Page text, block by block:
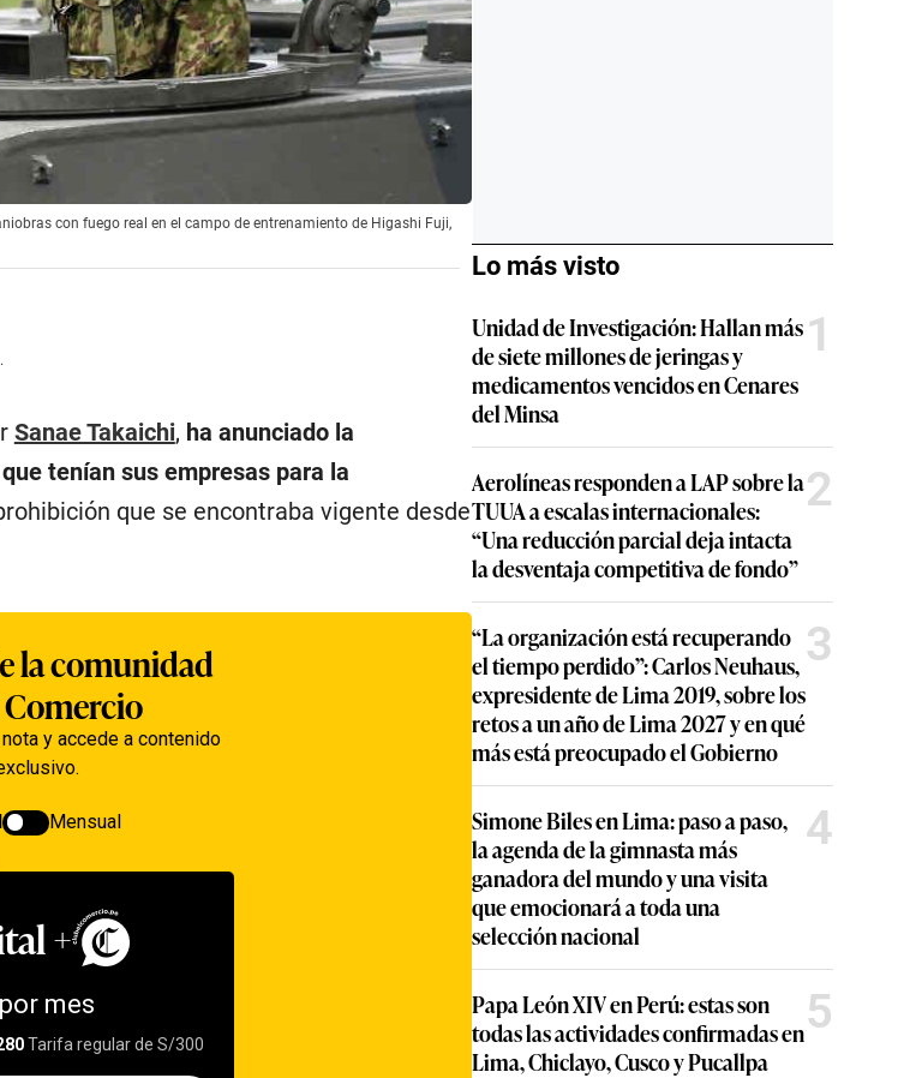
con fuego real en el campo de entrenamiento de Higashi Fuji,
Sanae Takaichi, ha anunciado la
tenían sus empresas para la
que se encontraba vigente desde
Lo más visto
Unidad de Investigación: Hallan más
de siete millones de jeringas y
medicamentos vencidos en Cenares
del Minsa
1
Aerolíneas responden a LAP sobre la
TUUA a escalas internacionales:
“Una reducción parcial deja intacta
la desventaja competitiva de fondo”
2
“La organización está recuperando
el tiempo perdido”: Carlos Neuhaus,
expresidente de Lima 2019, sobre los
retos a un año de Lima 2027 y en qué
más está preocupado el Gobierno
3
Simone Biles en Lima: paso a paso,
la agenda de la gimnasta más
ganadora del mundo y una visita
que emocionará a toda una
selección nacional
4
Papa León XIV en Perú: estas son
todas las actividades confirmadas en
Lima, Chiclayo, Cusco y Pucallpa
5